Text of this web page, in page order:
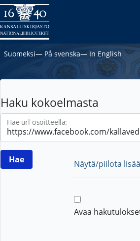
Suomeksi― På svenska― In English
Haku kokoelmasta
Hae url-osoitteella:
Näytä/piilota
Avaa